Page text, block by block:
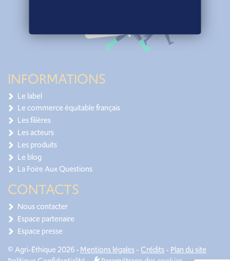
INFORMATIONS
Le label
Le commerce équitable français
Les filières
Les acteurs
Les produits
Le blog
La Foire Aux Questions
CONTACTS
Nous contacter
Espace partenaire
Espace presse
© Agri-Éthique 2026 •Mentions légales- Crédits- Plan du site